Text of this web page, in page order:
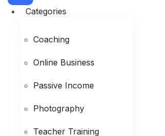
Categories
Coaching
Online Business
Passive Income
Photography
Teacher Training